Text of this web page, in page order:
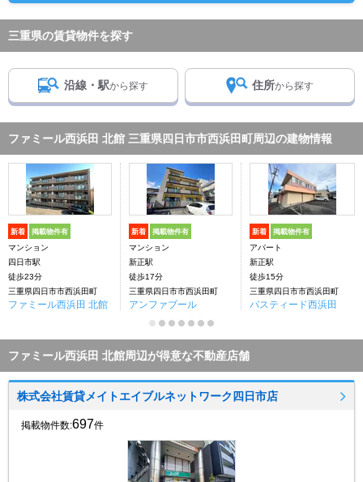
三重県の賃貸物件を探す
沿線・駅から探す 住所から探す
ファミール西浜田 北館 三重県四日市市西浜田町周辺の建物情報
新着 掲載物件有
マンション
四日市駅
徒歩23分
三重県四日市市西浜田町
ファミール西浜田 北館
新着 掲載物件有
マンション
新正駅
徒歩17分
三重県四日市市西浜田町
アンファブール
新着 掲載物件有
アパート
新正駅
徒歩15分
三重県四日市市西浜田町
バスティード西浜田
ファミール西浜田 北館周辺が得意な不動産店舗
株式会社賃貸メイトエイブルネットワーク四日市店
掲載物件数:697件